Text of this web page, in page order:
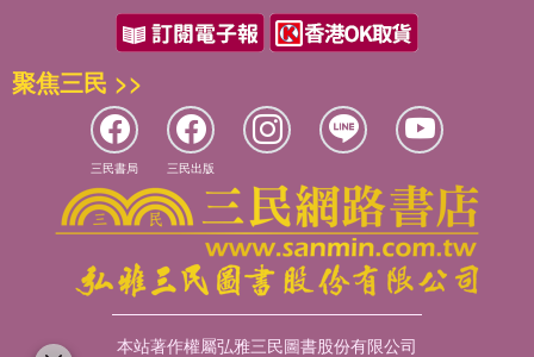
聚焦三民 >>
三民書局 三民出版
本站著作權屬弘雅三民圖書股份有限公司